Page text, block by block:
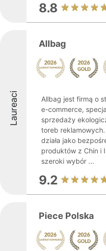
8.8
Laureaci
Allbag
Allbag jest firmą o
e-commerce,
sprzedaży
toreb
działa jako
produktów z Chin i
szeroki wybór ...
9.2
Piece Polska